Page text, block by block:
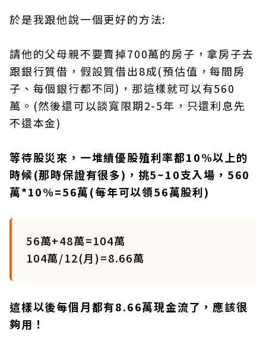
於是我跟他說一個更好的方法:
請他的父母親不要賣掉700萬的房子，拿房子去
跟銀行質借，假設質借出8成(預估值，每間房
子、每個銀行都不同)，那這樣就可以有560
萬。(然後還可以談寬限期2-5年，只還利息先
不還本金)
等待股災來，一堆績優股殖利率都10%以上的
時候(那時保證有很多)，挑5~10支入場，560
萬*10%=56萬(每年可以領56萬股利)
56萬+48萬=104萬
104萬/12(月)=8.66萬
這樣以後每個月都有8.66萬現金流了，應該很
夠用！